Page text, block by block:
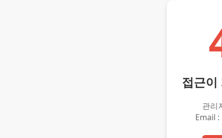
접근이
관리
Email